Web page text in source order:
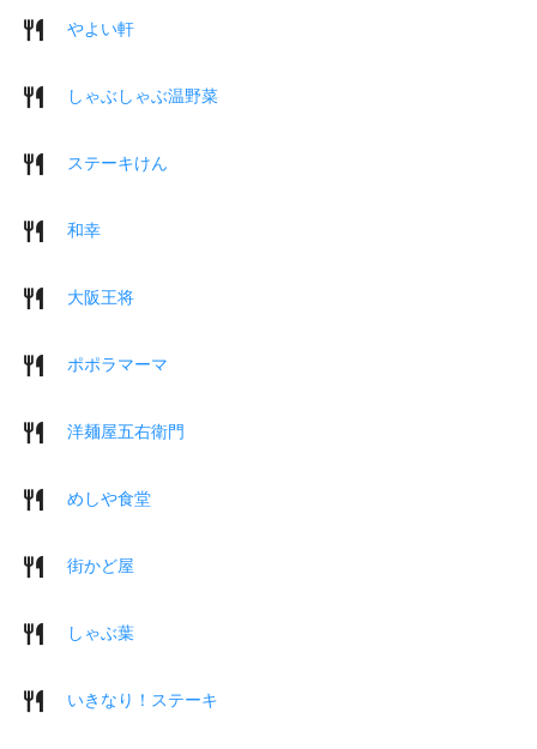
やよい軒
しゃぶしゃぶ温野菜
ステーキけん
和幸
大阪王将
ポポラマーマ
洋麺屋五右衛門
めしや食堂
街かど屋
しゃぶ葉
いきなり！ステーキ